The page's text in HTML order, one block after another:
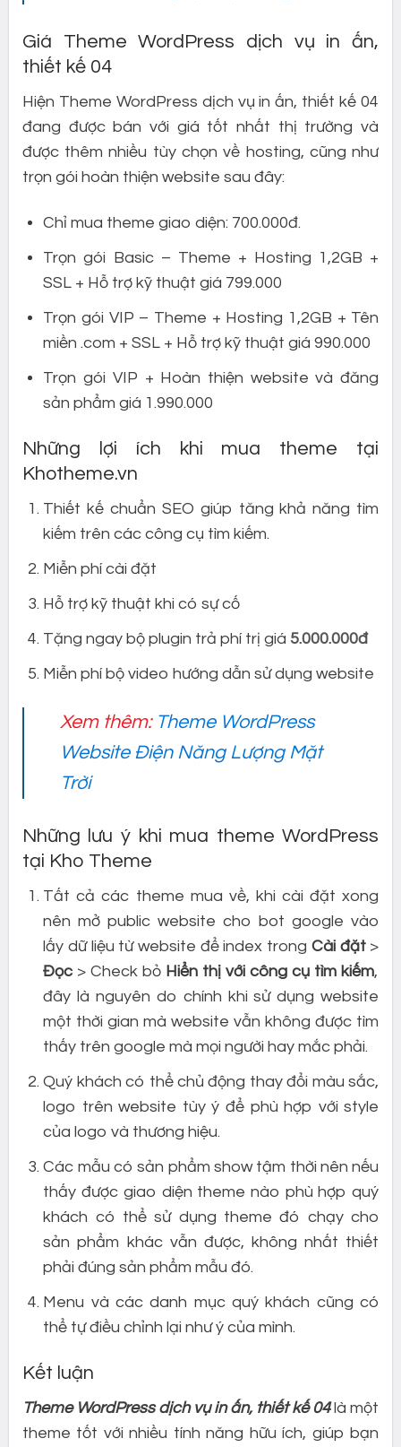
Giá Theme WordPress dịch vụ in ấn,
thiết kế 04
Hiện Theme WordPress dịch vụ in ấn, thiết kế 04
đang được bán với giá tốt nhất thị trường và
được thêm nhiều tùy chọn về hosting, cũng như
trọn gói hoàn thiện website sau đây:
Chỉ mua theme giao diện: 700.000đ.
Trọn gói Basic – Theme + Hosting 1,2GB +
SSL + Hỗ trợ kỹ thuật giá 799.000
Trọn gói VIP – Theme + Hosting 1,2GB + Tên
miền .com + SSL + Hỗ trợ kỹ thuật giá 990.000
Trọn gói VIP + Hoàn thiện website và đăng
sản phẩm giá 1.990.000
Những lợi ích khi mua theme tại
Khotheme.vn
Thiết kế chuẩn SEO giúp tăng khả năng tìm
kiếm trên các công cụ tìm kiếm.
Miễn phí cài đặt
Hỗ trợ kỹ thuật khi có sự cố
Tặng ngay bộ plugin trả phí trị giá 5.000.000đ
Miễn phí bộ video hướng dẫn sử dụng website
Xem thêm: Theme WordPress
Website Điện Năng Lượng Mặt
Trời
Những lưu ý khi mua theme WordPress
tại Kho Theme
Tất cả các theme mua về, khi cài đặt xong
nên mở public website cho bot google vào
lấy dữ liệu từ website để index trong Cài đặt>
Đọc> Check bỏ Hiển thị với công cụ tìm kiếm,
đây là nguyên do chính khi sử dụng website
một thời gian mà website vẫn không được tìm
thấy trên google mà mọi người hay mắc phải.
Quý khách có thể chủ động thay đổi màu sắc,
logo trên website tùy ý để phù hợp với style
của logo và thương hiệu.
Các mẫu có sản phẩm show tậm thời nên nếu
thấy được giao diện theme nào phù hợp quý
khách có thể sử dụng theme đó chạy cho
sản phẩm khác vẫn được, không nhất thiết
phải đúng sản phẩm mẫu đó.
Menu và các danh mục quý khách cũng có
thể tự điều chỉnh lại như ý của mình.
Kết luận
Theme WordPress dịch vụ in ấn, thiết kế 04là một
theme tốt với nhiều tính năng hữu ích, giúp bạn